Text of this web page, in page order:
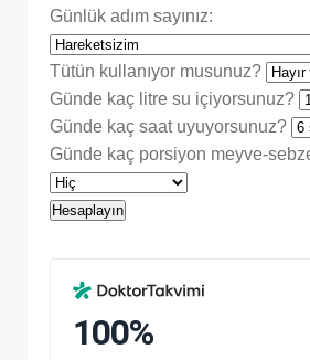
Günlük adım sayınız:
Tütün kullanıyor musunuz?
Günde kaç litre su içiyorsunuz?
Günde kaç saat uyuyorsunuz?
Günde kaç porsiyon meyve-
Hesaplayın